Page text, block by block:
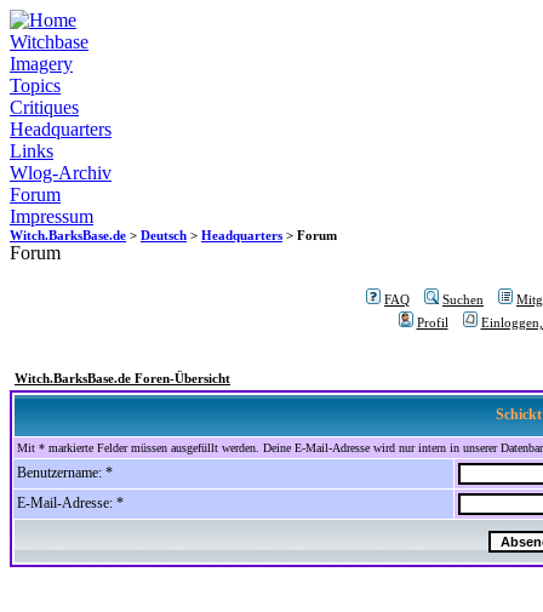
Witchbase
Imagery
Topics
Critiques
Headquarters
Links
Wlog-Archiv
Forum
Impressum
Witch.BarksBase.de > Deutsch > Headquarters > Forum
Forum
FAQ Suchen
Profil
Witch.BarksBase.de Foren-Übersicht
Mit * markierte Felder müssen ausgefüllt werden. Deine E-Mail-Adresse wird nur intern in unserer
Benutzername: *
E-Mail-Adresse: *